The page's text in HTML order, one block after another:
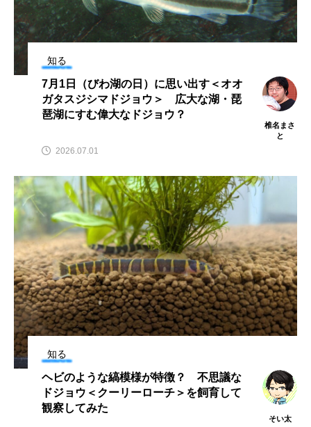
アサヒガニ アザアシ アシカ アジ
アッキガイ
アブラボテ アマガエル アマゴ
アンコウ イカ イカナゴ イクラ
イッカク イトウ イトヒキアジ
イトヨリダイ イモリ イラスト
イリエワニ イワナ インドネシア
ウツボ ウナギ ウバザメ
ウマヅラハギ
エゾアイナメ エッセイ オオカミウオ
知る
7月1日（びわ湖の日）に思い出す＜オオ
ガタスジシマドジョウ＞ 広大な湖・琵
琶湖にすむ偉大なドジョウ？
椎名まさ
と
2026.07.01
知る
ヘビのような縞模様が特徴？ 不思議な
ドジョウ＜クーリーローチ＞を飼育して
観察してみた
そい太